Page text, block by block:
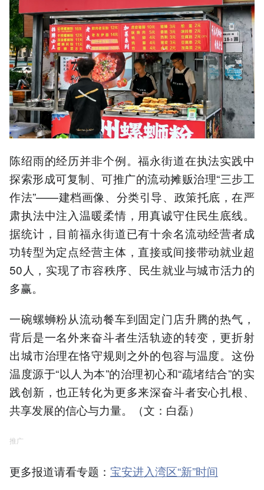
陈绍雨的经历并非个例。福永街道在执法实践中
探索形成可复制、可推广的流动摊贩治理“三步工
作法”——建档画像、分类引导、政策托底，在严
肃执法中注入温暖柔情，用真诚守住民生底线。
据统计，目前福永街道已有十余名流动经营者成
功转型为定点经营主体，直接或间接带动就业超
50人，实现了市容秩序、民生就业与城市活力的
多赢。
一碗螺蛳粉从流动餐车到固定门店升腾的热气，
背后是一名外来奋斗者生活轨迹的转变，更折射
出城市治理在恪守规则之外的包容与温度。这份
温度源于“以人为本”的治理初心和“疏堵结合”的实
践创新，也正转化为更多来深奋斗者安心扎根、
共享发展的信心与力量。（文：白磊）
推广
更多报道请看专题： 宝安进入湾区“新”时间